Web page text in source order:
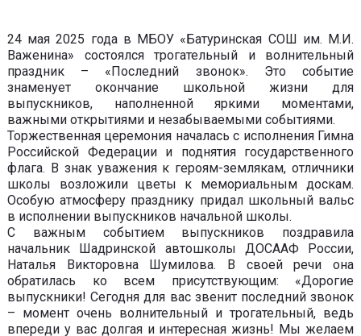
24 мая 2025 года в МБОУ «Батуринская СОШ им. М.И.
Важенина» состоялся трогательный и волнительный
праздник – «Последний звонок». Это событие
знаменует окончание школьной жизни для
выпускников, наполненной яркими моментами,
важными открытиями и незабываемыми событиями.
Торжественная церемония началась с исполнения Гимна
Российской Федерации и поднятия государственного
флага. В знак уважения к героям-землякам, отличники
школы возложили цветы к мемориальным доскам.
Особую атмосферу празднику придал школьный вальс
в исполнении выпускников начальной школы.
С важным событием выпускников поздравила
начальник Шадринской автошколы ДОСААФ России,
Наталья Викторовна Шумилова. В своей речи она
обратилась ко всем присутствующим: «Дорогие
выпускники! Сегодня для вас звенит последний звонок
– момент очень волнительный и трогательный, ведь
впереди у вас долгая и интересная жизнь! Мы желаем